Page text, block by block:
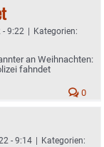
- 9:22 | Kategorien:
an Weihnachten:
fahndet
0
- 9:14 | Kategorien: